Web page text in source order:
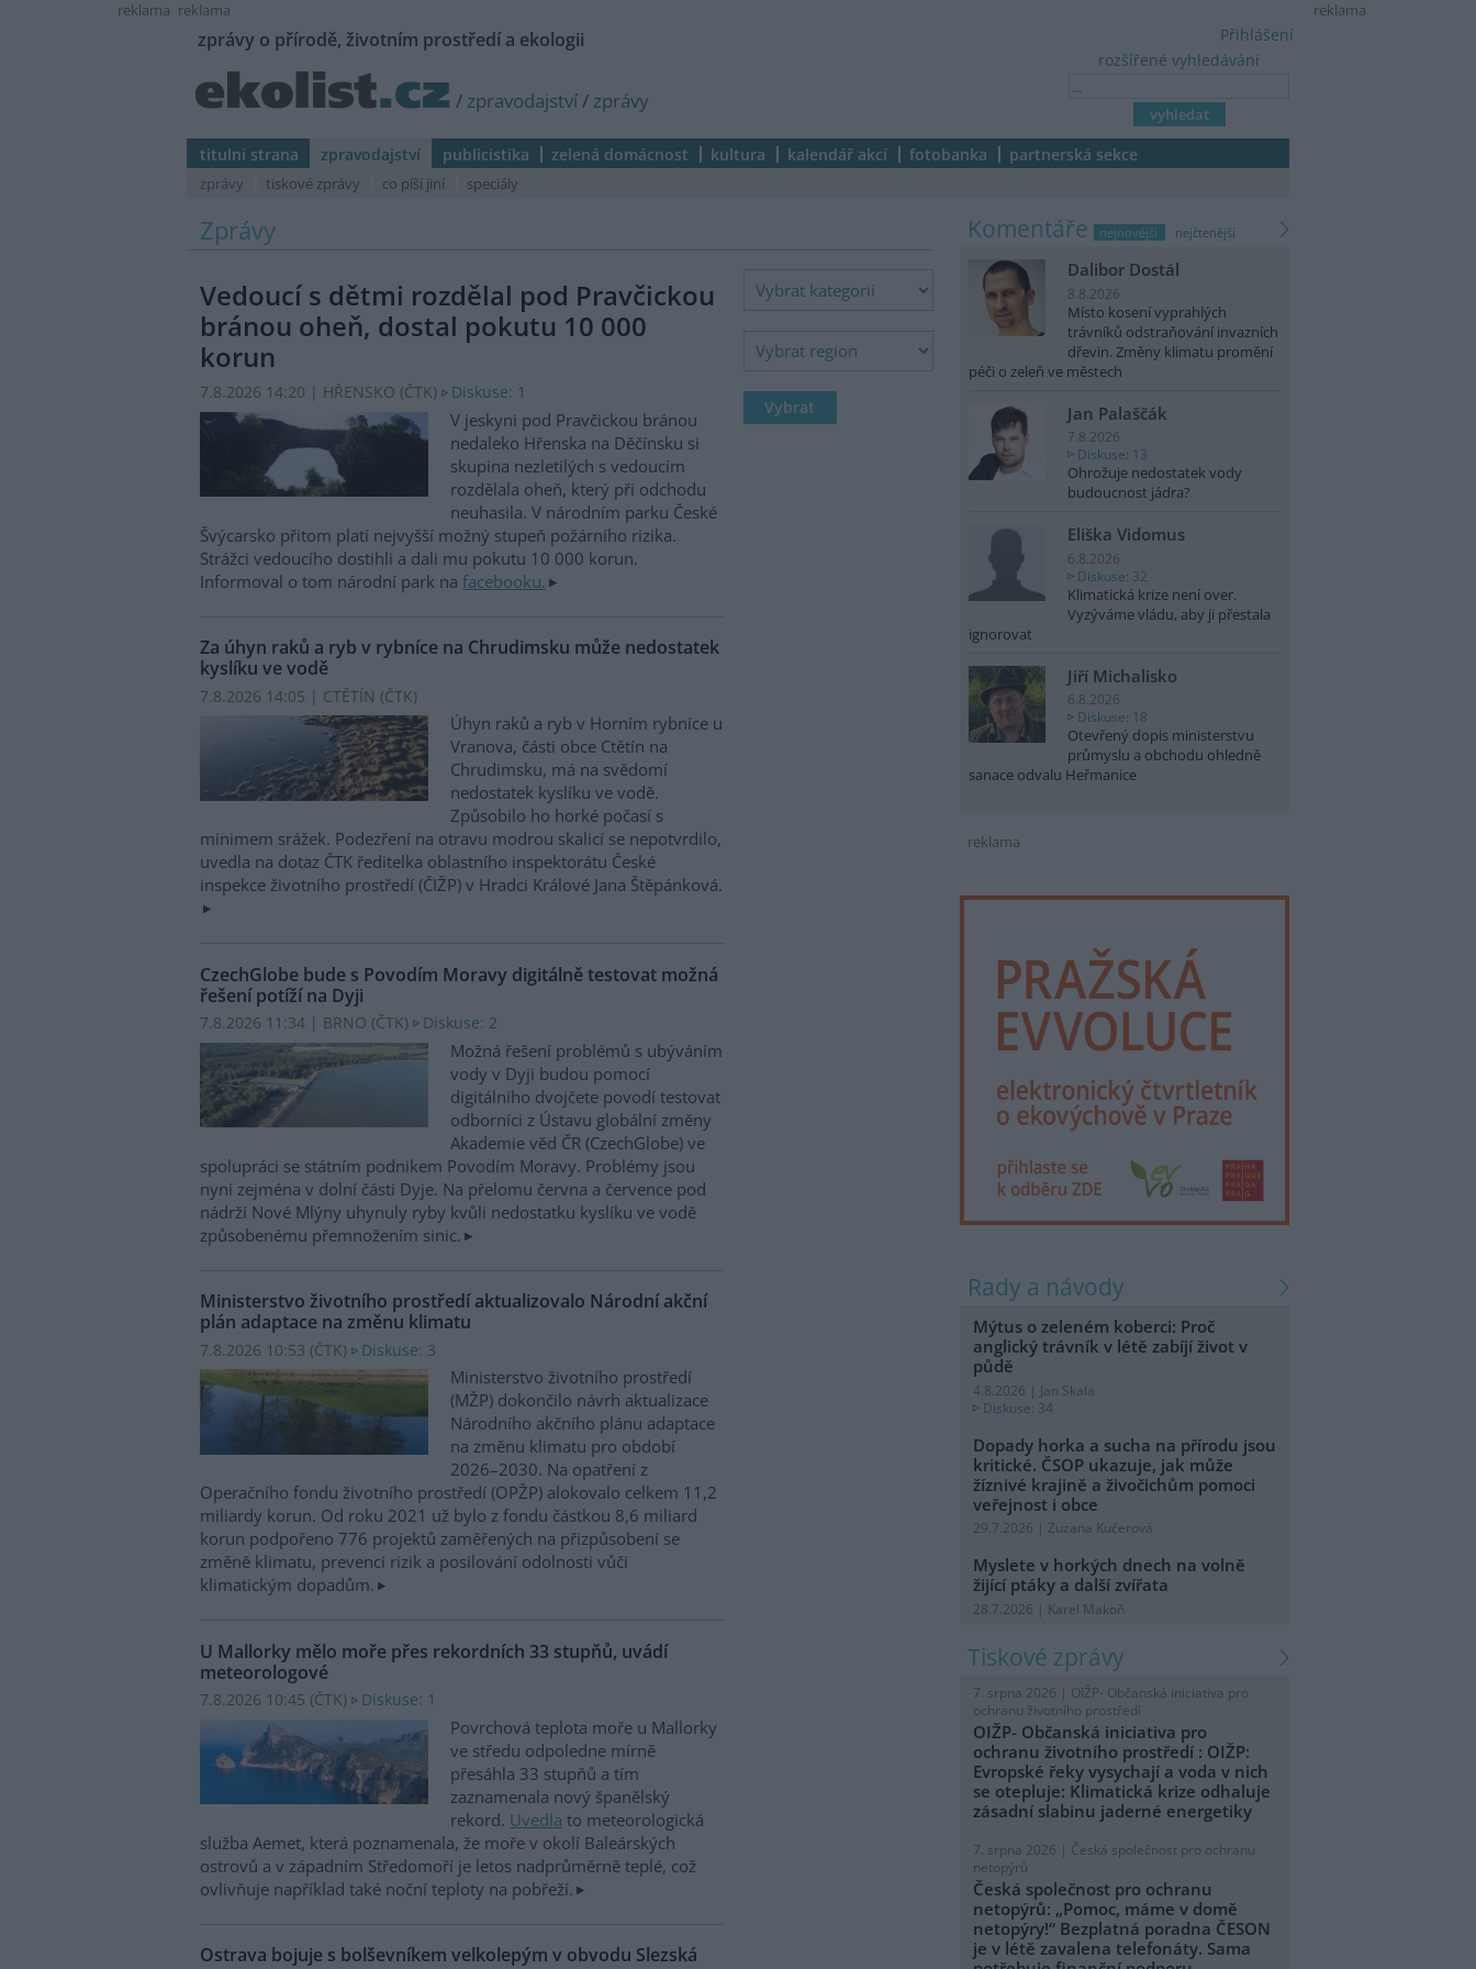
reklama
reklama reklama
zprávy o přírodě, životním prostředí a ekologii
/ zpravodajství/ zprávy
rozšířené vyhledávání
Přihlášení
titulní strana zpravodajství publicistika zelená domácnost kultura kalendář akcí fotobanka partnerská sekce
zprávy tiskové zprávy co píší jiní speciály
Zprávy
Vedoucí s dětmi rozdělal pod Pravčickou
bránou oheň, dostal pokutu 10 000
korun
7.8.2026 14:20 | HŘENSKO (ČTK) Diskuse: 1
V jeskyni pod Pravčickou bránou
nedaleko Hřenska na Děčínsku si
skupina nezletilých s vedoucím
rozdělala oheň, který při odchodu
neuhasila. V národním parku České
Švýcarsko přitom platí nejvyšší možný stupeň požárního rizika.
Strážci vedoucího dostihli a dali mu pokutu 10 000 korun.
Informoval o tom národní park na facebooku.
Za úhyn raků a ryb v rybníce na Chrudimsku může nedostatek
kyslíku ve vodě
7.8.2026 14:05 | CTĚTÍN (ČTK)
Úhyn raků a ryb v Horním rybníce u
Vranova, části obce Ctětín na
Chrudimsku, má na svědomí
nedostatek kyslíku ve vodě.
Způsobilo ho horké počasí s
minimem srážek. Podezření na otravu modrou skalicí se nepotvrdilo,
uvedla na dotaz ČTK ředitelka oblastního inspektorátu České
inspekce životního prostředí (ČIŽP) v Hradci Králové Jana Štěpánková.
CzechGlobe bude s Povodím Moravy digitálně testovat možná
řešení potíží na Dyji
7.8.2026 11:34 | BRNO (ČTK) Diskuse: 2
Možná řešení problémů s ubýváním
vody v Dyji budou pomocí
digitálního dvojčete povodí testovat
odborníci z Ústavu globální změny
Akademie věd ČR (CzechGlobe) ve
spolupráci se státním podnikem Povodím Moravy. Problémy jsou
nyní zejména v dolní části Dyje. Na přelomu června a července pod
nádrží Nové Mlýny uhynuly ryby kvůli nedostatku kyslíku ve vodě
způsobenému přemnožením sinic.
Ministerstvo životního prostředí aktualizovalo Národní akční
plán adaptace na změnu klimatu
7.8.2026 10:53 (ČTK) Diskuse: 3
Ministerstvo životního prostředí
(MŽP) dokončilo návrh aktualizace
Národního akčního plánu adaptace
na změnu klimatu pro období
2026–2030. Na opatření z
Operačního fondu životního prostředí (OPŽP) alokovalo celkem 11,2
miliardy korun. Od roku 2021 už bylo z fondu částkou 8,6 miliard
korun podpořeno 776 projektů zaměřených na přizpůsobení se
změně klimatu, prevenci rizik a posilování odolnosti vůči
klimatickým dopadům.
U Mallorky mělo moře přes rekordních 33 stupňů, uvádí
meteorologové
7.8.2026 10:45 (ČTK) Diskuse: 1
Povrchová teplota moře u Mallorky
ve středu odpoledne mírně
přesáhla 33 stupňů a tím
zaznamenala nový španělský
rekord. Uvedla to meteorologická
služba Aemet, která poznamenala, že moře v okolí Baleárských
ostrovů a v západním Středomoří je letos nadprůměrně teplé, což
ovlivňuje například také noční teploty na pobřeží.
Ostrava bojuje s bolševníkem velkolepým v obvodu Slezská
komentáře nejnovější nejčtenější
Dalibor Dostál
8.8.2026
Místo kosení vyprahlých
trávníků odstraňování invazních
dřevin. Změny klimatu promění
péči o zeleň ve městech
Jan Palaščák
7.8.2026
Diskuse: 13
Ohrožuje nedostatek vody
budoucnost jádra?
Eliška Vidomus
6.8.2026
Diskuse: 32
Klimatická krize není over.
Vyzýváme vládu, aby ji přestala
ignorovat
Jiří Michalisko
6.8.2026
Diskuse: 18
Otevřený dopis ministerstvu
průmyslu a obchodu ohledně
sanace odvalu Heřmanice
reklama
rady a návody
Mýtus o zeleném koberci: Proč
anglický trávník v létě zabíjí život v
půdě
4.8.2026 | Jan Skala
Diskuse: 34
Dopady horka a sucha na přírodu jsou
kritické. ČSOP ukazuje, jak může
žíznivé krajině a živočichům pomoci
veřejnost i obce
29.7.2026 | Zuzana Kučerová
Myslete v horkých dnech na volně
žijící ptáky a další zvířata
28.7.2026 | Karel Makoň
tiskové zprávy
7. srpna 2026 | OIŽP- Občanská iniciativa pro
ochranu životního prostředí
OIŽP- Občanská iniciativa pro
ochranu životního prostředí : OIŽP:
Evropské řeky vysychají a voda v nich
se otepluje: Klimatická krize odhaluje
zásadní slabinu jaderné energetiky
7. srpna 2026 | Česká společnost pro ochranu
netopýrů
Česká společnost pro ochranu
netopýrů: „Pomoc, máme v domě
netopýry!“ Bezplatná poradna ČESON
je v létě zavalena telefonáty. Sama